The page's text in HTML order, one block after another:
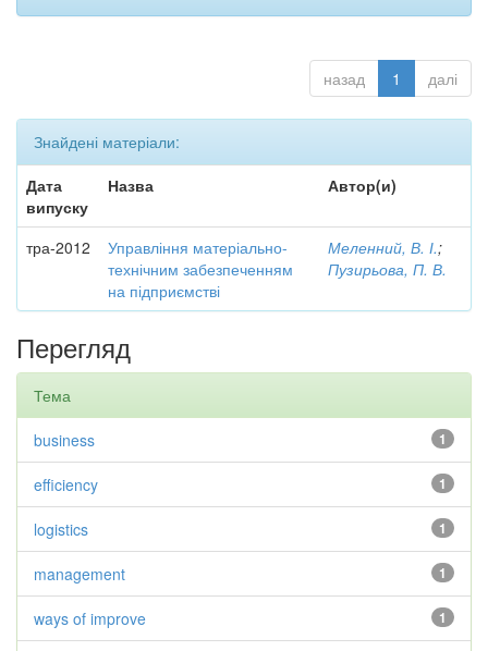
назад 1 далі
Знайдені матеріали:
Дата
випуску
Назва Автор(и)
тра-2012
Управління матеріально-
технічним забезпеченням
на підприємстві
Меленний, В. І.;
Пузирьова, П. В.
Перегляд
Тема
1
business
1
efficiency
1
logistics
1
management
1
ways of improve